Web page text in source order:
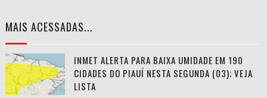
MAIS ACESSADAS...
INMET ALERTA PARA BAIXA UMIDADE EM 190
CIDADES DO PIAUÍ NESTA SEGUNDA (03); VEJA
LISTA